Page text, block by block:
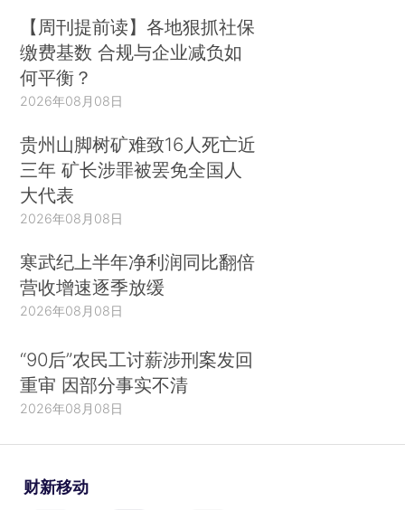
【周刊提前读】各地狠抓社保
缴费基数 合规与企业减负如
何平衡？
2026年08月08日
贵州山脚树矿难致16人死亡近
三年 矿长涉罪被罢免全国人
大代表
2026年08月08日
寒武纪上半年净利润同比翻倍
营收增速逐季放缓
2026年08月08日
“90后”农民工讨薪涉刑案发回
重审 因部分事实不清
2026年08月08日
财新移动